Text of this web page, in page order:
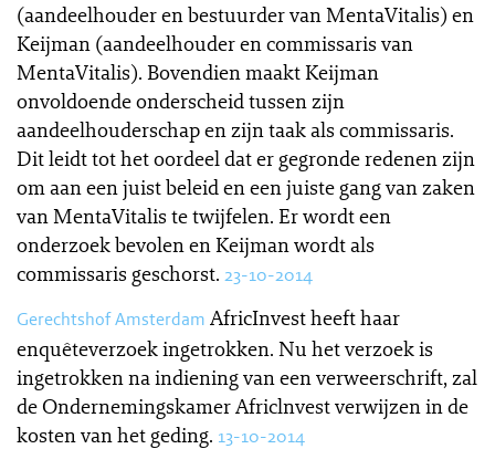
(aandeelhouder en bestuurder van MentaVitalis) en
Keijman (aandeelhouder en commissaris van
MentaVitalis). Bovendien maakt Keijman
onvoldoende onderscheid tussen zijn
aandeelhouderschap en zijn taak als commissaris.
Dit leidt tot het oordeel dat er gegronde redenen zijn
om aan een juist beleid en een juiste gang van zaken
van MentaVitalis te twijfelen. Er wordt een
onderzoek bevolen en Keijman wordt als
commissaris geschorst. 23-10-2014
Gerechtshof Amsterdam AfricInvest heeft haar
enquêteverzoek ingetrokken. Nu het verzoek is
ingetrokken na indiening van een verweerschrift, zal
de Ondernemingskamer Africlnvest verwijzen in de
kosten van het geding. 13-10-2014